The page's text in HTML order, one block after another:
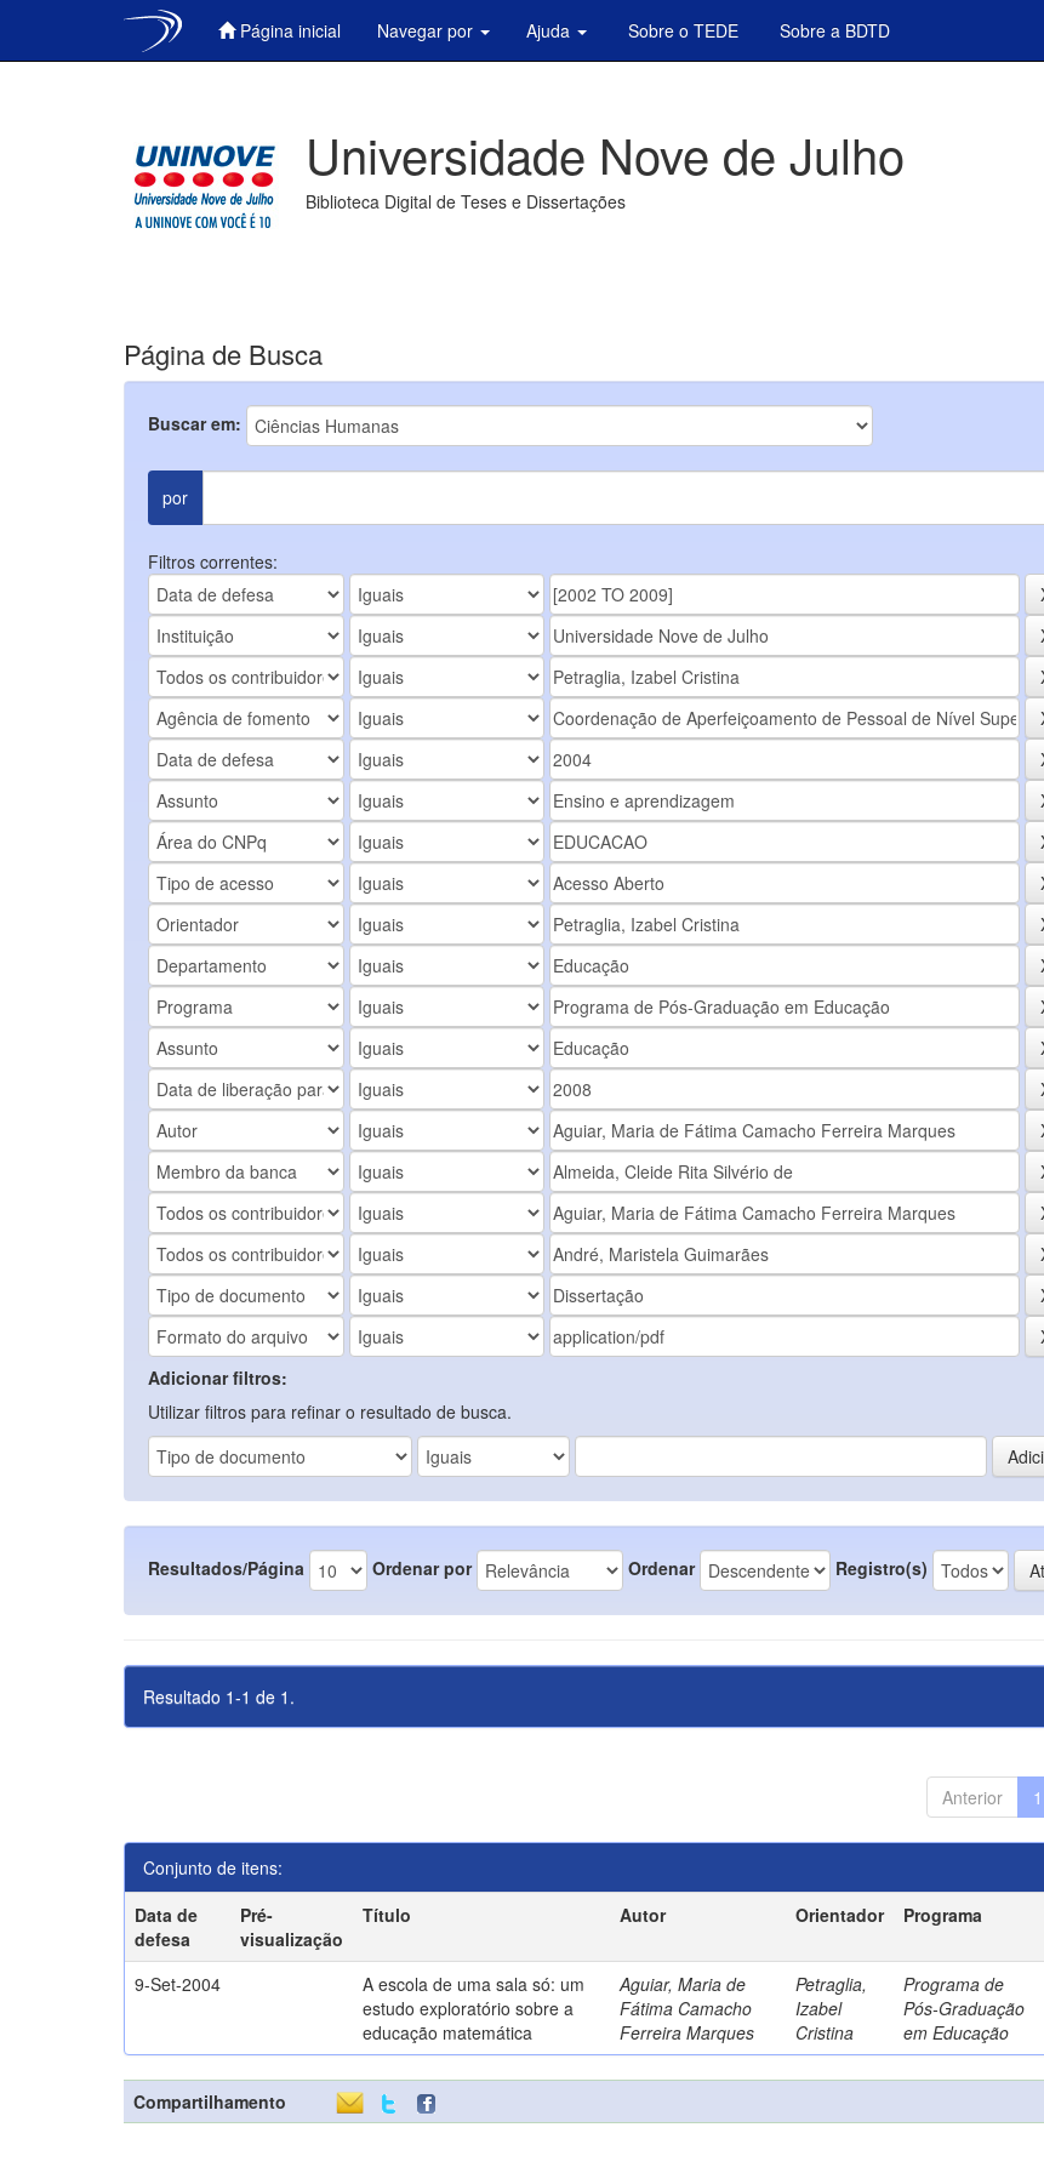
Página inicial Navegar por Ajuda Sobre o TEDE Sobre a BDTD
Universidade Nove de Julho
Biblioteca Digital de Teses e Dissertações
Página de Busca
Buscar em:
por
Filtros correntes:
Adicionar filtros:
Utilizar filtros para refinar o resultado de busca.
Resultados/Página Ordenar por Ordenar Registro(s)
Resultado 1-1 de 1.
Anterior 1
Conjunto de itens:
Data de
defesa
Pré-
visualização
Título Autor Orientador Programa
9-Set-2004
A escola de uma sala só: um
estudo exploratório sobre a
educação matemática
Aguiar, Maria de
Fátima Camacho
Ferreira Marques
Petraglia,
Izabel
Cristina
Programa de
Pós-Graduação
em Educação
Compartilhamento